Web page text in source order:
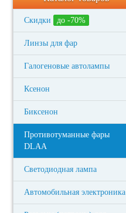
Скидки до -70%
Линзы для фар
Галогеновые автолампы
Ксенон
Биксенон
Противотуманные фары
DLAA
Светодиодная лампа
Автомобильная электроника